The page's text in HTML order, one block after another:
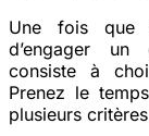
Une fois que
d’engager un
consiste à
Prenez le
plusieurs